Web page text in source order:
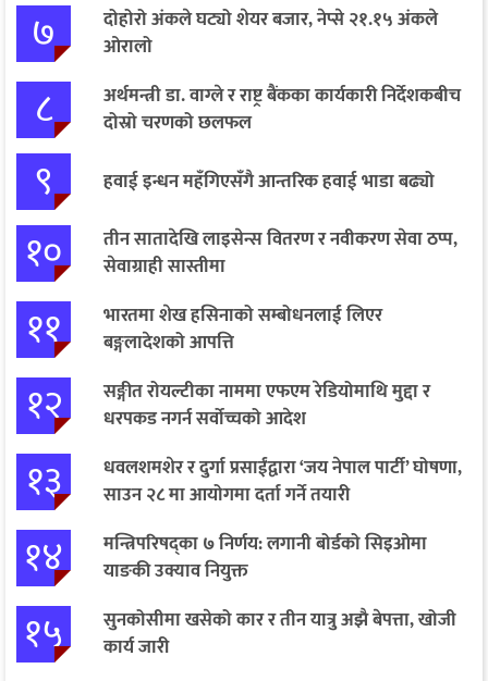
७
दोहोरो अंकले घट्यो शेयर बजार, नेप्से २१.१५ अंकले
ओरालो
८
अर्थमन्त्री डा. वाग्ले र राष्ट्र बैंकका कार्यकारी निर्देशकबीच
दोस्रो चरणको छलफल
९ हवाई इन्धन महँगिएसँगै आन्तरिक हवाई भाडा बढ्यो
१०
तीन सातादेखि लाइसेन्स वितरण र नवीकरण सेवा ठप्प,
सेवाग्राही सास्तीमा
११
भारतमा शेख हसिनाको सम्बोधनलाई लिएर
बङ्गलादेशको आपत्ति
१२
सङ्गीत रोयल्टीका नाममा एफएम रेडियोमाथि मुद्दा र
धरपकड नगर्न सर्वोच्चको आदेश
१३
धवलशमशेर र दुर्गा प्रसाईंद्वारा ‘जय नेपाल पार्टी’ घोषणा,
साउन २८ मा आयोगमा दर्ता गर्ने तयारी
१४
मन्त्रिपरिषद्का ७ निर्णय: लगानी बोर्डको सिइओमा
याङकी उक्याव नियुक्त
१५
सुनकोसीमा खसेको कार र तीन यात्रु अझै बेपत्ता, खोजी
कार्य जारी